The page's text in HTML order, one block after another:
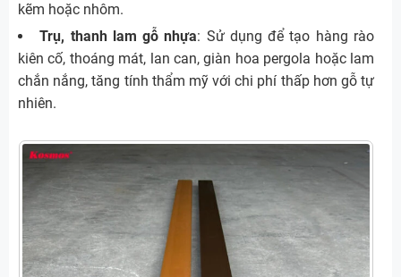
kẽm hoặc nhôm.
Trụ, thanh lam gỗ nhựa: Sử dụng để tạo hàng rào
kiên cố, thoáng mát, lan can, giàn hoa pergola hoặc lam
chắn nắng, tăng tính thẩm mỹ với chi phí thấp hơn gỗ tự
nhiên.